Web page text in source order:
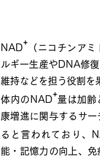
NAD⁺ （ニコチンア
ルギー生産やDNA修
維持などを担う役割を
体内のNAD⁺量は加齢
康増進に関与するサ
ると言われており、
能・記憶力の向上、